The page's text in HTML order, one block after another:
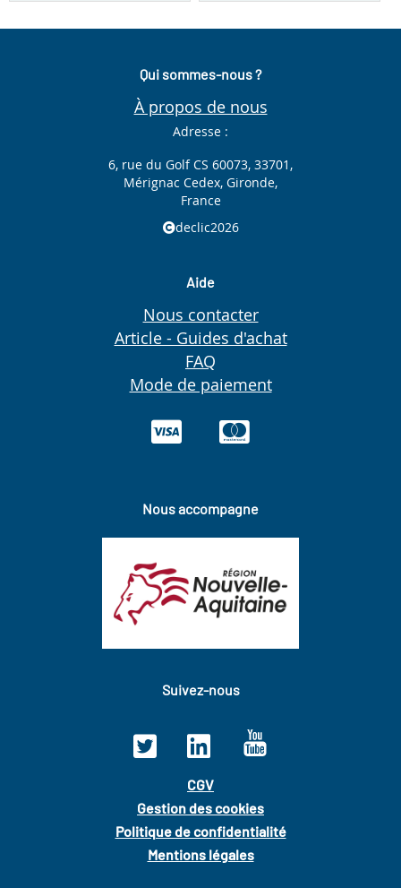
Qui sommes-nous ?
À propos de nous
Adresse :
6, rue du Golf CS 60073, 33701,
Mérignac Cedex, Gironde,
France
declic2026
Aide
Nous contacter
Article - Guides d'achat
FAQ
Mode de paiement
Nous accompagne
Suivez-nous
CGV
Gestion des cookies
Politique de confidentialité
Mentions légales